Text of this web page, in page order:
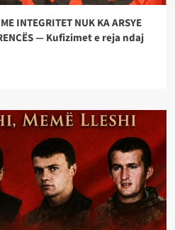
INTEGRITET NUK KA ARSYE
— Kufizimet e reja ndaj